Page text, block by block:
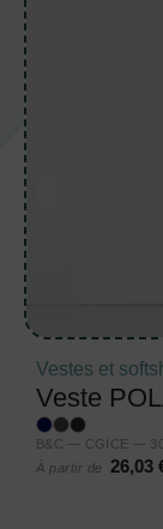
Vestes et
Veste
B&C — CGICE —
À partir de
26,03